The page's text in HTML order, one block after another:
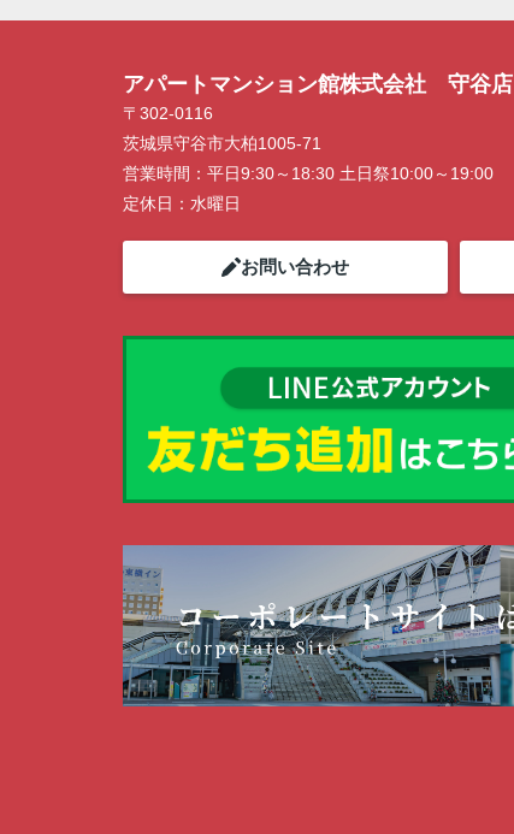
アパートマンション館株式会社 守谷店
〒302-0116
茨城県守谷市大柏1005-71
営業時間： 平日9:30～18:30 土日祭10:00～19:00
定休日： 水曜日
お問い合わせ